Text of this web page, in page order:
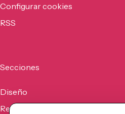
Configurar cookies
RSS
Secciones
Diseño
Recursos